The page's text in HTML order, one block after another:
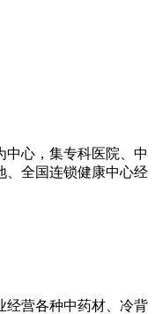
中心，集专科医院、中
、全国连锁健康中心经
经营各种中药材、冷背